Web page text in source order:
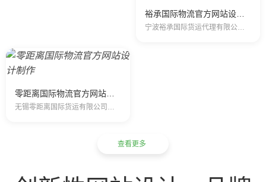
查看更多